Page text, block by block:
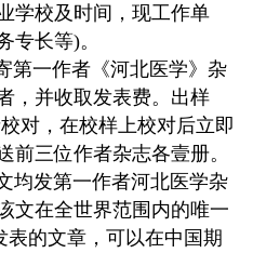
学校及时间，现工作单
专长等)。
一作者《河北医学》杂
，并收取发表费。出样
对，在校样上校对后立即
前三位作者杂志各壹册。
发第一作者河北医学杂
文在全世界范围内的唯一
的文章，可以在中国期